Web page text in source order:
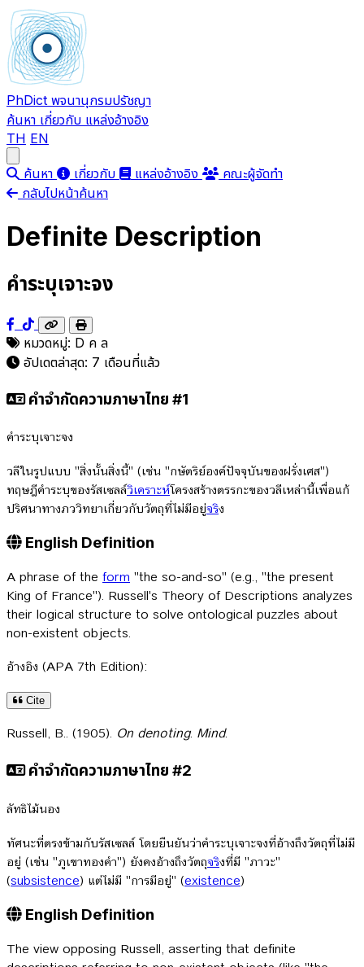
PhDict พจนานุกรมปรัชญา
ค้นหา เกี่ยวกับ แหล่งอ้างอิง
TH EN
ค้นหา เกี่ยวกับ แหล่งอ้างอิง
คณะผู้จัดทำ
กลับไปหน้าค้นหา
Definite Description
คำระบุเจาะจง
หมวดหมู่: D ค ล
อัปเดตล่าสุด: 7 เดือนที่แล้ว
คำจำกัดความภาษาไทย #1
คำระบุเจาะจง
วลีในรูปแบบ "สิ่งนั้นสิ่งนี้" (เช่น "กษัตริย์องค์ปัจจุบันของฝรั่งเศส")
ทฤษฎีคำระบุของรัสเซลล์วิเคราะห์โครงสร้างตรรกะของวลีเหล่านี้เพื่อแก้
ปริศนาทางภววิทยาเกี่ยวกับวัตถุที่ไม่มีอยู่จริง
English Definition
A phrase of the form "the so-and-so" (e.g., "the present
King of France"). Russell's Theory of Descriptions analyzes
their logical structure to solve ontological puzzles about
non-existent objects.
อ้างอิง (APA 7th Edition):
Cite
Russell, B.. (1905). On denoting. Mind.
คำจำกัดความภาษาไทย #2
ลัทธิไม้นอง
ทัศนะที่ตรงข้ามกับรัสเซลล์ โดยยืนยันว่าคำระบุเจาะจงที่อ้างถึงวัตถุที่ไม่มี
อยู่ (เช่น "ภูเขาทองคำ") ยังคงอ้างถึงวัตถุจริงที่มี "ภาวะ"
(subsistence) แต่ไม่มี "การมีอยู่" (existence)
English Definition
The view opposing Russell, asserting that definite